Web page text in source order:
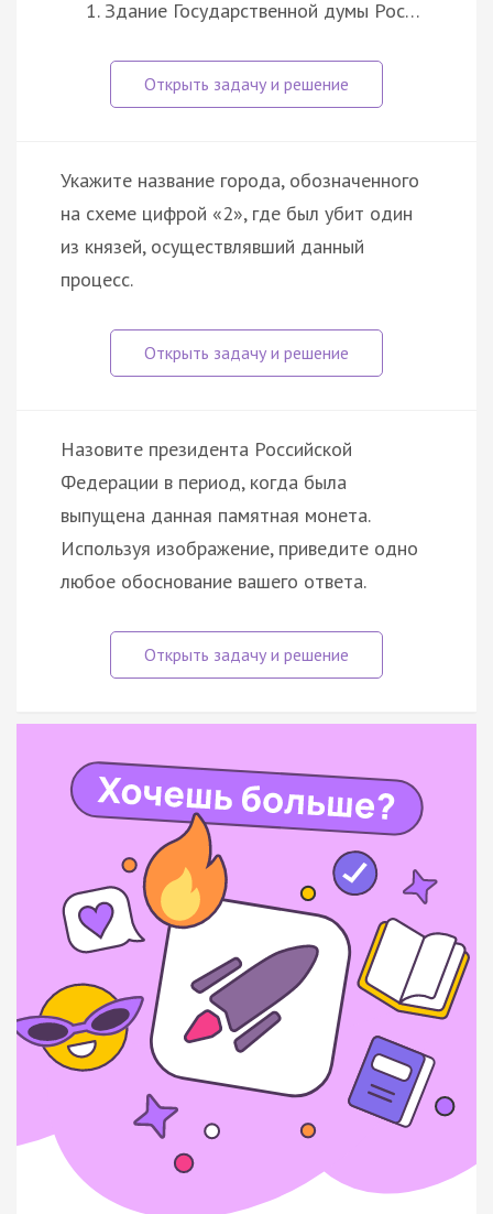
Здание Государственной думы Рос…
Укажите название города, обозначенного
на схеме цифрой «2», где был убит один
из князей, осуществлявший данный
процесс.
Назовите президента Российской
Федерации в период, когда была
выпущена данная памятная монета.
Используя изображение, приведите одно
любое обоснование вашего ответа.